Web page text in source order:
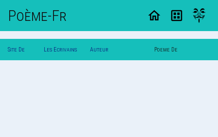
Poème-Fr
Site De Les Ecrivains Auteur Poeme De